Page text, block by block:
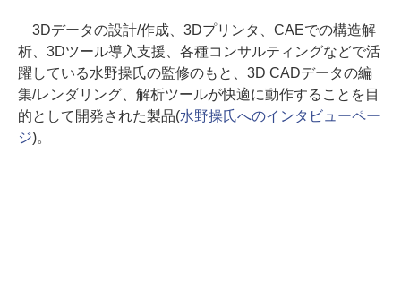
3Dデータの設計/作成、3Dプリンタ、CAEでの構造解
析、3Dツール導入支援、各種コンサルティングなどで活
躍している水野操氏の監修のもと、3D CADデータの編
集/レンダリング、解析ツールが快適に動作することを目
的として開発された製品(水野操氏へのインタビューペー
ジ)。